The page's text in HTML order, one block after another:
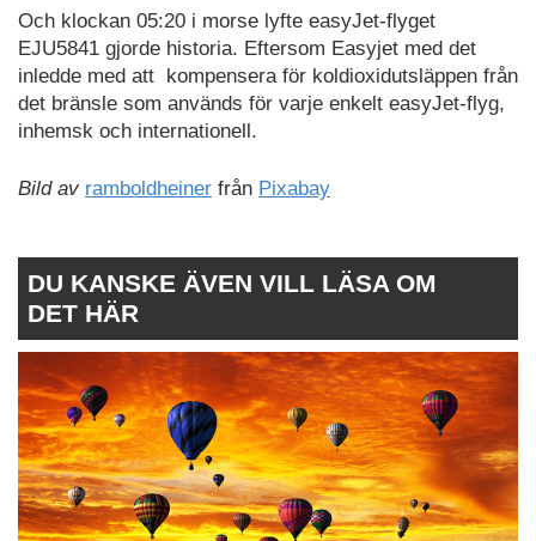
Och klockan 05:20 i morse lyfte easyJet-flyget
EJU5841 gjorde historia. Eftersom Easyjet med det
inledde med att kompensera för koldioxidutsläppen från
det bränsle som används för varje enkelt easyJet-flyg,
inhemsk och internationell.
Bild av ramboldheiner från Pixabay
DU KANSKE ÄVEN VILL LÄSA OM
DET HÄR